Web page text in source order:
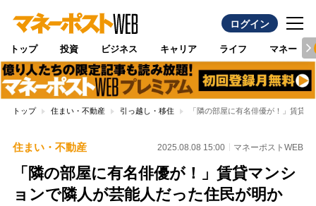
ログイン
トップ 投資 ビジネス キャリア ライフ マネー
トップ 住まい・不動産 引っ越し・移住 「隣の部屋に有名俳優が！」賃貸
住まい・不動産 2025.08.08 15:00 マネーポストWEB
「隣の部屋に有名俳優が！」賃貸マンシ
ョンで隣人が芸能人だった住民が明か